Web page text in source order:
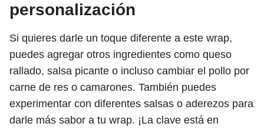
personalización
Si quieres darle un toque diferente a este wrap,
puedes agregar otros ingredientes como queso
rallado, salsa picante o incluso cambiar el pollo por
carne de res o camarones. También puedes
experimentar con diferentes salsas o aderezos para
darle más sabor a tu wrap. ¡La clave está en